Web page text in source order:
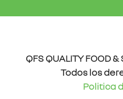
QFS QUALITY FOOD
Todos los
Politica